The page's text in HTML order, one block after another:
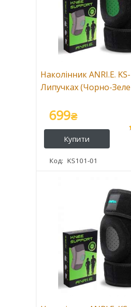
Наколінник ANRI.E.
Липучках (Чорно-
KS101-01
699₴